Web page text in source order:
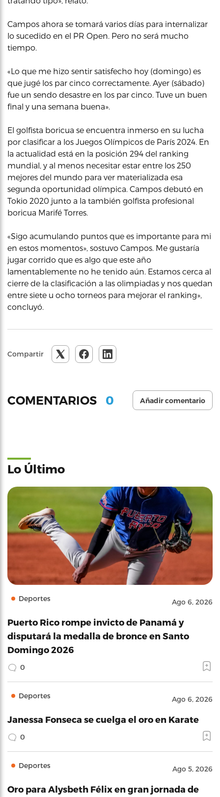
Campos ahora se tomará varios días para internalizar
lo sucedido en el PR Open. Pero no será mucho
tiempo.
«Lo que me hizo sentir satisfecho hoy (domingo) es
que jugé los par cinco correctamente. Ayer (sábado)
fue un sendo desastre en los par cinco. Tuve un buen
final y una semana buena».
El golfista boricua se encuentra inmerso en su lucha
por clasificar a los Juegos Olímpicos de París 2024. En
la actualidad está en la posición 294 del ranking
mundial, y al menos necesitar estar entre los 250
mejores del mundo para ver materializada esa
segunda oportunidad olímpica. Campos debutó en
Tokio 2020 junto a la también golfista profesional
boricua Marifé Torres.
«Sigo acumulando puntos que es importante para mi
en estos momentos», sostuvo Campos. Me gustaría
jugar corrido que es algo que este año
lamentablemente no he tenido aún. Estamos cerca al
cierre de la clasificación a las olimpiadas y nos quedan
entre siete u ocho torneos para mejorar el ranking»,
concluyó.
Compartir
COMENTARIOS 0 Añadir comentario
Lo Último
Deportes Ago 6, 2026
Puerto Rico rompe invicto de Panamá y
disputará la medalla de bronce en Santo
Domingo 2026
0
Deportes Ago 6, 2026
Janessa Fonseca se cuelga el oro en Karate
0
Deportes Ago 5, 2026
Oro para Alysbeth Félix en gran jornada de